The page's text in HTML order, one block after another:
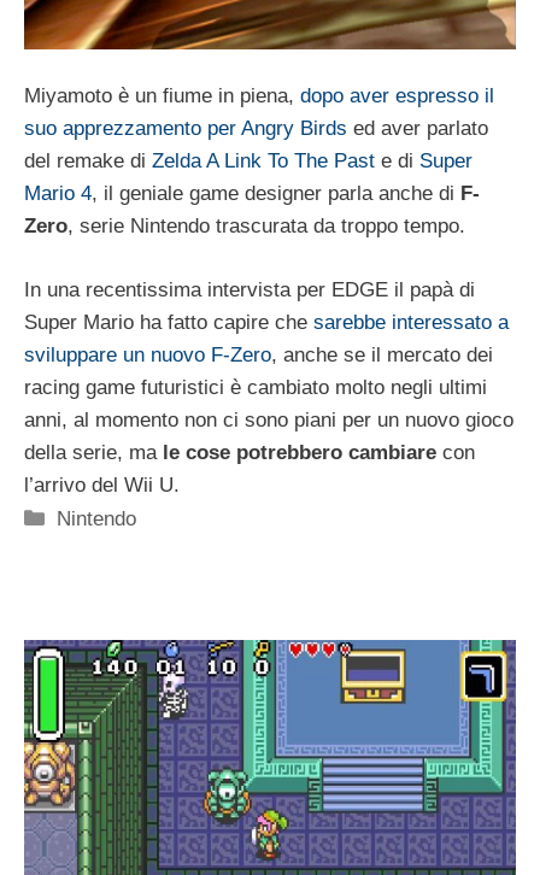
Miyamoto è un fiume in piena, dopo aver espresso il
suo apprezzamento per Angry Birds ed aver parlato
del remake di Zelda A Link To The Past e di Super
Mario 4, il geniale game designer parla anche di F-
Zero, serie Nintendo trascurata da troppo tempo.
In una recentissima intervista per EDGE il papà di
Super Mario ha fatto capire che sarebbe interessato a
sviluppare un nuovo F-Zero, anche se il mercato dei
racing game futuristici è cambiato molto negli ultimi
anni, al momento non ci sono piani per un nuovo gioco
della serie, ma le cose potrebbero cambiare con
l’arrivo del Wii U.
Categorie
Nintendo